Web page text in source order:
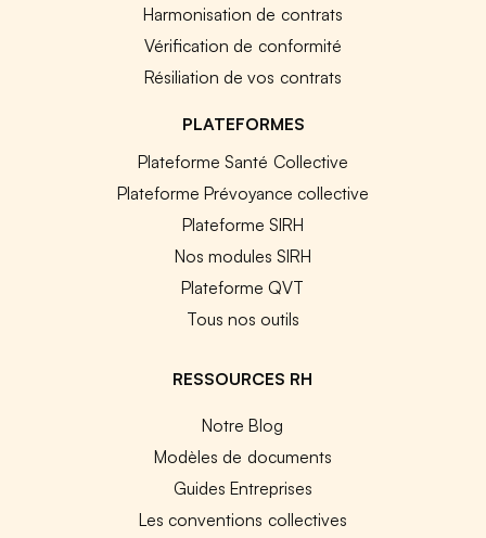
Harmonisation de contrats
Vérification de conformité
Résiliation de vos contrats
PLATEFORMES
Plateforme Santé Collective
Plateforme Prévoyance collective
Plateforme SIRH
Nos modules SIRH
Plateforme QVT
Tous nos outils
RESSOURCES RH
Notre Blog
Modèles de documents
Guides Entreprises
Les conventions collectives